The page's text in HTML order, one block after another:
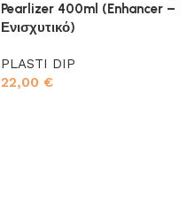
Pearlizer 400ml (Enhancer –
Ενισχυτικό)
PLASTI DIP
22,00 €